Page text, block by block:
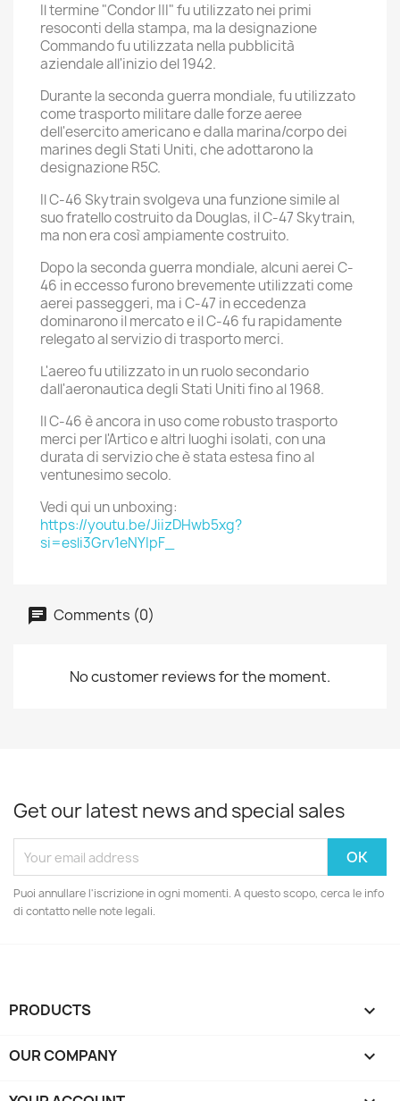
Il termine "Condor III" fu utilizzato nei primi
resoconti della stampa, ma la designazione
Commando fu utilizzata nella pubblicità
aziendale all'inizio del 1942.
Durante la seconda guerra mondiale, fu utilizzato
come trasporto militare dalle forze aeree
dell'esercito americano e dalla marina/corpo dei
marines degli Stati Uniti, che adottarono la
designazione R5C.
Il C-46 Skytrain svolgeva una funzione simile al
suo fratello costruito da Douglas, il C-47 Skytrain,
ma non era così ampiamente costruito.
Dopo la seconda guerra mondiale, alcuni aerei C-
46 in eccesso furono brevemente utilizzati come
aerei passeggeri, ma i C-47 in eccedenza
dominarono il mercato e il C-46 fu rapidamente
relegato al servizio di trasporto merci.
L'aereo fu utilizzato in un ruolo secondario
dall'aeronautica degli Stati Uniti fino al 1968.
Il C-46 è ancora in uso come robusto trasporto
merci per l'Artico e altri luoghi isolati, con una
durata di servizio che è stata estesa fino al
ventunesimo secolo.
Vedi qui un unboxing:
https://youtu.be/JiizDHwb5xg?
si=esli3Grv1eNYIpF_
Comments (0)
No customer reviews for the moment.
Get our latest news and special sales
Puoi annullare l'iscrizione in ogni momenti. A questo scopo, cerca le info
di contatto nelle note legali.
PRODUCTS 
OUR COMPANY 